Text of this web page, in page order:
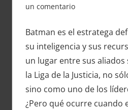
un comentario
Batman es el estratega
su inteligencia y sus
un lugar entre sus
la Liga de la Justicia, no
sino como uno de los
¿Pero qué ocurre cuando